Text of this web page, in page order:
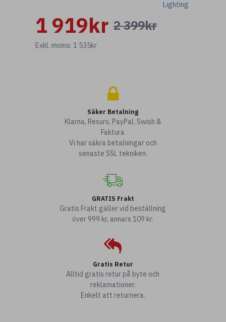
2 399kr
1 919kr
Exkl. moms: 1 535kr
Lighting
Säker Betalning
Klarna, Resurs, PayPal, Swish &
Faktura
Vi har säkra betalningar och
senaste SSL tekniken.
GRATIS Frakt
Gratis Frakt gäller vid beställning
över 999 kr, annars 109 kr.
Gratis Retur
Alltid gratis retur på byte och
reklamationer.
Enkelt att returnera.